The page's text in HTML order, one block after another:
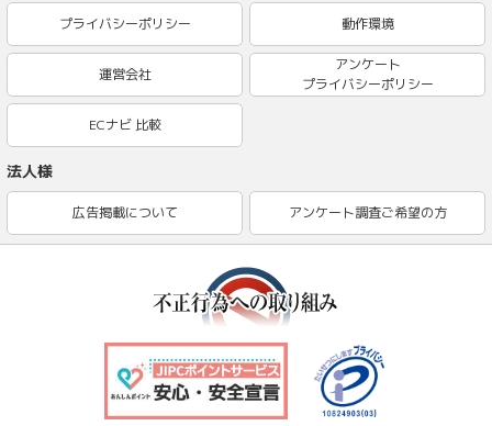
プライバシーポリシー 動作環境
運営会社
アンケート
プライバシーポリシー
ECナビ 比較
法人様
広告掲載について アンケート調査ご希望の方